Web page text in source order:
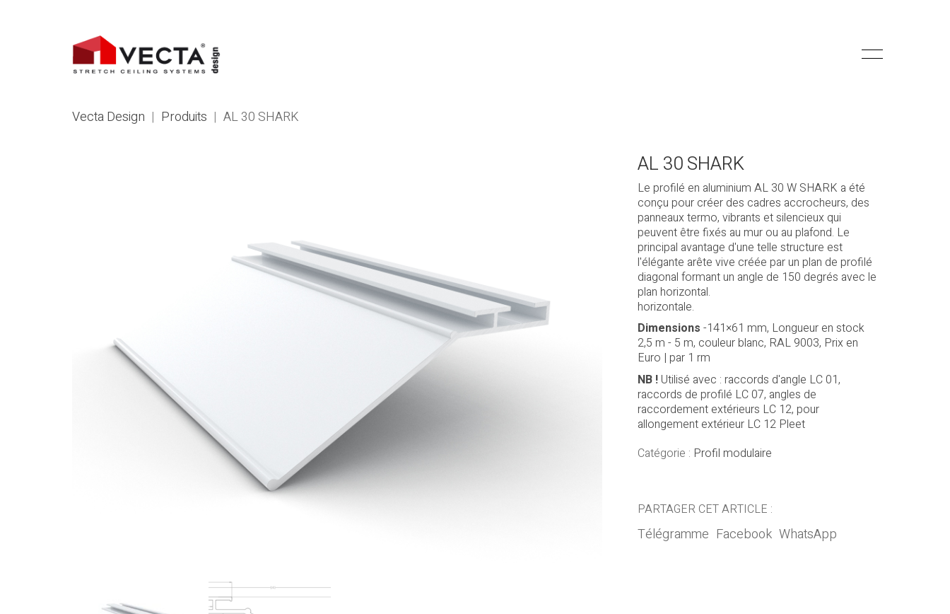
Vecta Design | Produits | AL 30 SHARK
AL 30 SHARK
Le profilé en aluminium AL 30 W SHARK a été
conçu pour créer des cadres accrocheurs, des
panneaux termo, vibrants et silencieux qui
peuvent être fixés au mur ou au plafond. Le
principal avantage d'une telle structure est
l'élégante arête vive créée par un plan de profilé
diagonal formant un angle de 150 degrés avec le
plan horizontal.
horizontale.
Dimensions -141×61 mm, Longueur en stock
2,5 m - 5 m, couleur blanc, RAL 9003, Prix en
Euro | par 1 rm
NB ! Utilisé avec : raccords d'angle LC 01,
raccords de profilé LC 07, angles de
raccordement extérieurs LC 12, pour
allongement extérieur LC 12 Pleet
Catégorie : Profil modulaire
PARTAGER CET ARTICLE :
Télégramme Facebook WhatsApp